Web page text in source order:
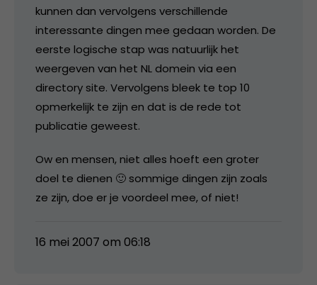
kunnen dan vervolgens verschillende
interessante dingen mee gedaan worden. De
eerste logische stap was natuurlijk het
weergeven van het NL domein via een
directory site. Vervolgens bleek te top 10
opmerkelijk te zijn en dat is de rede tot
publicatie geweest.
Ow en mensen, niet alles hoeft een groter
doel te dienen 🙂 sommige dingen zijn zoals
ze zijn, doe er je voordeel mee, of niet!
16 mei 2007 om 06:18